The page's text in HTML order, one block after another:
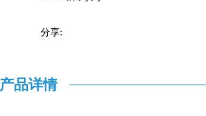
分享:
产品详情